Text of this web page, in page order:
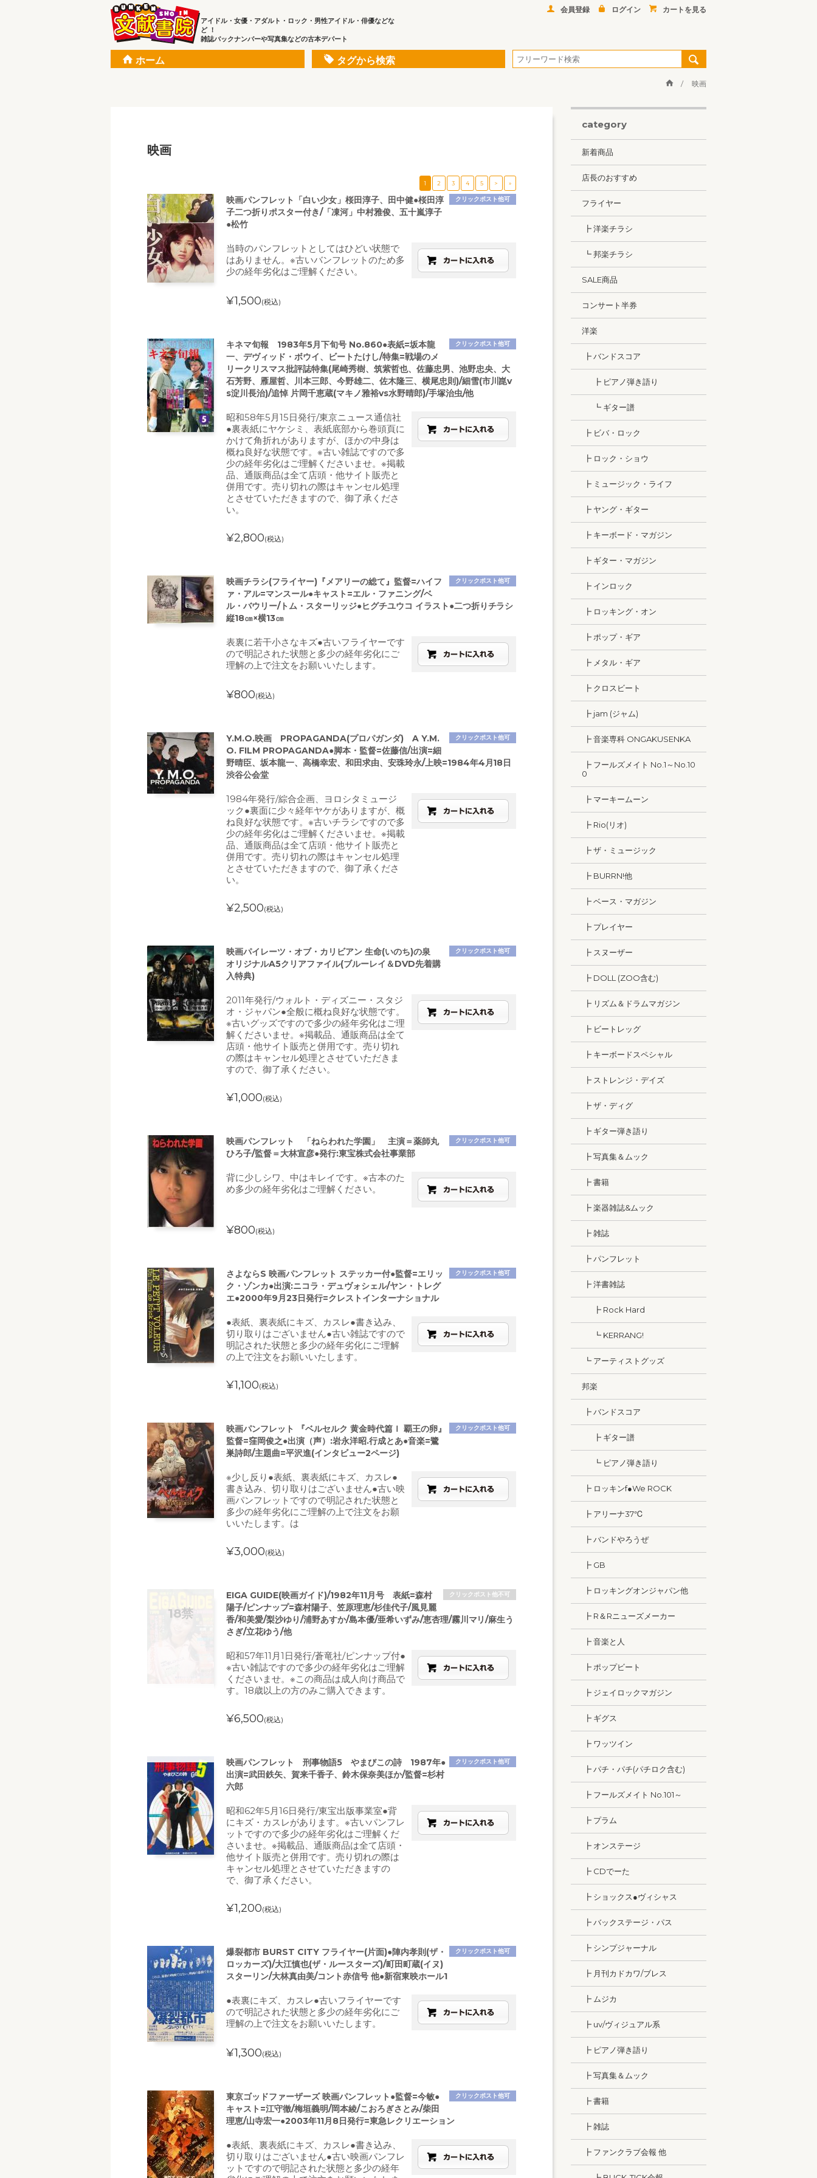
アイドル・女優・アダルト・ロック・男性アイドル・俳優などな
ど ！
雑誌バックナンバーや写真集などの古本デパート
会員登録 ログイン カートを見る
ホーム タグから検索
映画
映画
1 2 3 4 5 > »
クリックポスト他可
映画パンフレット「白い少女」桜田淳子、田中健●桜田淳
子二つ折りポスター付き/「凍河」中村雅俊、五十嵐淳子
●松竹
当時のパンフレットとしてはひどい状態で
はありません。※古いバンフレットのため多
少の経年劣化はご理解ください。
¥1,500(税込)
クリックポスト他可
キネマ旬報 1983年5月下旬号 No.860●表紙=坂本龍
一、デヴィッド・ボウイ、ビートたけし/特集=戦場のメ
リークリスマス批評誌特集(尾崎秀樹、筑紫哲也、佐藤忠男、池野忠央、大
石芳野、雁屋哲、川本三郎、今野雄二、佐木隆三、横尾忠則)/細雪(市川崑v
s淀川長治)/追悼 片岡千恵蔵(マキノ雅裕vs水野晴郎)/手塚治虫/他
昭和58年5月15日発行/東京ニュース通信社
●裏表紙にヤケシミ、表紙底部から巻頭頁に
かけて角折れがありますが、ほかの中身は
概ね良好な状態です。※古い雑誌ですので多
少の経年劣化はご理解くださいませ。※掲載
品、通販商品は全て店頭・他サイト販売と
併用です。売り切れの際はキャンセル処理
とさせていただきますので、御了承くださ
い。
¥2,800(税込)
クリックポスト他可
映画チラシ(フライヤー)『メアリーの総て』監督=ハイフ
ァ・アル=マンスール●キャスト=エル・ファニング/ベ
ル・バウリー/トム・スターリッジ●ヒグチユウコ イラスト●二つ折りチラシ
縦18㎝×横13㎝
表裏に若干小さなキズ●古いフライヤーです
ので明記された状態と多少の経年劣化にご
理解の上で注文をお願いいたします。
¥800(税込)
クリックポスト他可
Y.M.O.映画 PROPAGANDA(プロパガンダ) A Y.M.
O. FILM PROPAGANDA●脚本・監督=佐藤信/出演=細
野晴臣、坂本龍一、高橋幸宏、和田求由、安珠玲永/上映=1984年4月18日
渋谷公会堂
1984年発行/綜合企画、ヨロシタミュージ
ック●裏面に少々経年ヤケがありますが、概
ね良好な状態です。※古いチラシですので多
少の経年劣化はご理解くださいませ。※掲載
品、通販商品は全て店頭・他サイト販売と
併用です。売り切れの際はキャンセル処理
とさせていただきますので、御了承くださ
い。
¥2,500(税込)
クリックポスト他可
映画パイレーツ・オブ・カリビアン 生命(いのち)の泉
オリジナルA5クリアファイル(ブルーレイ＆DVD先着購
入特典)
2011年発行/ウォルト・ディズニー・スタジ
オ・ジャパン●全般に概ね良好な状態です。
※古いグッズですので多少の経年劣化はご理
解くださいませ。※掲載品、通販商品は全て
店頭・他サイト販売と併用です。売り切れ
の際はキャンセル処理とさせていただきま
すので、御了承ください。
¥1,000(税込)
クリックポスト他可
映画パンフレット 「ねらわれた学園」 主演＝薬師丸
ひろ子/監督＝大林宣彦●発行:東宝株式会社事業部
背に少しシワ、中はキレイです。※古本のた
め多少の経年劣化はご理解ください。
¥800(税込)
クリックポスト他可
さよならS 映画パンフレット ステッカー付●監督=エリッ
ク・ゾンカ●出演:ニコラ・デュヴォシェル/ヤン・トレグ
エ●2000年9月23日発行=クレストインターナショナル
●表紙、裏表紙にキズ、カスレ●書き込み、
切り取りはございません●古い雑誌ですので
明記された状態と多少の経年劣化にご理解
の上で注文をお願いいたします。
¥1,100(税込)
クリックポスト他可
映画パンフレット 『ベルセルク 黄金時代篇Ｉ 覇王の卵』
監督=窪岡俊之●出演（声）:岩永洋昭.行成とあ●音楽=鷺
巣詩郎/主題曲=平沢進(インタビュー2ページ)
※少し反り●表紙、裏表紙にキズ、カスレ●
書き込み、切り取りはございません●古い映
画パンフレットですので明記された状態と
多少の経年劣化にご理解の上で注文をお願
いいたします。は
¥3,000(税込)
クリックポスト他不可
EIGA GUIDE(映画ガイド)/1982年11月号 表紙=森村
陽子/ピンナップ=森村陽子、笠原理恵/杉佳代子/風見麗
香/和美愛/梨沙ゆり/浦野あすか/島本優/亜希いずみ/恵杏理/霧川マリ/麻生う
さぎ/立花ゆう/他
昭和57年11月1日発行/蒼竜社/ピンナップ付●
※古い雑誌ですので多少の経年劣化はご理解
くださいませ。※この商品は成人向け商品で
す。18歳以上の方のみご購入できます。
¥6,500(税込)
クリックポスト他可
映画パンフレット 刑事物語5 やまびこの詩 1987年●
出演=武田鉄矢、賀来千香子、鈴木保奈美ほか/監督=杉村
六郎
昭和62年5月16日発行/東宝出版事業室●背
にキズ・カスレがあります。※古いパンフレ
ットですので多少の経年劣化はご理解くだ
さいませ。※掲載品、通販商品は全て店頭・
他サイト販売と併用です。売り切れの際は
キャンセル処理とさせていただきますの
で、御了承ください。
¥1,200(税込)
クリックポスト他可
爆裂都市 BURST CITY フライヤー(片面)●陣内孝則(ザ・
ロッカーズ)/大江慎也(ザ・ルースターズ)/町田町蔵(イヌ)
スターリン/大林真由美/コント赤信号 他●新宿東映ホール1
●表裏にキズ、カスレ●古いフライヤーです
ので明記された状態と多少の経年劣化にご
理解の上で注文をお願いいたします。
¥1,300(税込)
クリックポスト他可
東京ゴッドファーザーズ 映画パンフレット●監督=今敏●
キャスト=江守徹/梅垣義明/岡本綾/こおろぎさとみ/柴田
理恵/山寺宏一●2003年11月8日発行=東急レクリエーション
●表紙、裏表紙にキズ、カスレ●書き込み、
切り取りはございません●古い映画パンフレ
ットですので明記された状態と多少の経年
category
新着商品
店長のおすすめ
フライヤー
┣ 洋楽チラシ
┗ 邦楽チラシ
SALE商品
コンサート半券
洋楽
┣ バンドスコア
┣ ピアノ弾き語り
┗ ギター譜
┣ ビバ・ロック
┣ ロック・ショウ
┣ ミュージック・ライフ
┣ ヤング・ギター
┣ キーボード・マガジン
┣ ギター・マガジン
┣ インロック
┣ ロッキング・オン
┣ ポップ・ギア
┣ メタル・ギア
┣ クロスビート
┣ jam (ジャム)
┣ 音楽専科 ONGAKUSENKA
┣ フールズメイト No.1～No.10
0
┣ マーキームーン
┣ Rio(リオ)
┣ ザ・ミュージック
┣ BURRN!他
┣ ベース・マガジン
┣ プレイヤー
┣ スヌーザー
┣ DOLL (ZOO含む)
┣ リズム＆ドラムマガジン
┣ ビートレッグ
┣ キーボードスペシャル
┣ ストレンジ・デイズ
┣ ザ・ディグ
┣ ギター弾き語り
┣ 写真集＆ムック
┣ 書籍
┣ 楽器雑誌&ムック
┣ 雑誌
┣ パンフレット
┣ 洋書雑誌
┣ Rock Hard
┗ KERRANG!
┗ アーティストグッズ
邦楽
┣ バンドスコア
┣ ギター譜
┗ ピアノ弾き語り
┣ ロッキンf●We ROCK
┣ アリーナ37℃
┣ バンドやろうぜ
┣ GB
┣ ロッキングオンジャパン他
┣ R＆Rニューズメーカー
┣ 音楽と人
┣ ポップビート
┣ ジェイロックマガジン
┣ ギグス
┣ ワッツイン
┣ パチ・パチ(パチロク含む)
┣ フールズメイト No.101～
┣ プラム
┣ オンステージ
┣ CDでーた
┣ ショックス●ヴィシャス
┣ バックステージ・パス
┣ シンプジャーナル
┣ 月刊カドカワ/ブレス
┣ ムジカ
┣ uv/ヴィジュアル系
┣ ピアノ弾き語り
┣ 写真集＆ムック
┣ 書籍
┣ 雑誌
┣ ファンクラブ会報 他